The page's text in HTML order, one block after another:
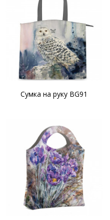
Сумка на руку BG91